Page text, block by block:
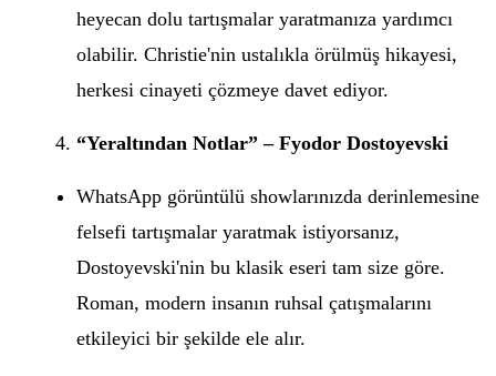
heyecan dolu tartışmalar yaratmanıza yardımcı
olabilir. Christie'nin ustalıkla örülmüş hikayesi,
herkesi cinayeti çözmeye davet ediyor.
“Yeraltından Notlar” – Fyodor Dostoyevski
WhatsApp görüntülü showlarınızda derinlemesine
felsefi tartışmalar yaratmak istiyorsanız,
Dostoyevski'nin bu klasik eseri tam size göre.
Roman, modern insanın ruhsal çatışmalarını
etkileyici bir şekilde ele alır.